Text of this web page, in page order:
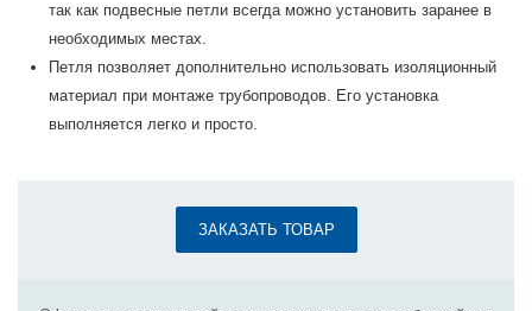
так как подвесные петли всегда можно установить заранее в
необходимых местах.
Петля позволяет дополнительно использовать изоляционный
материал при монтаже трубопроводов. Его установка
выполняется легко и просто.
ЗАКАЗАТЬ ТОВАР